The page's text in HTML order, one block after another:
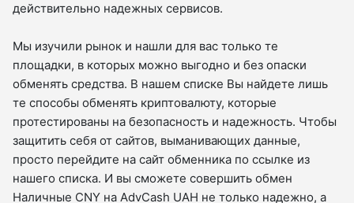
действительно надежных сервисов.
Мы изучили рынок и нашли для вас только те
площадки, в которых можно выгодно и без опаски
обменять средства. В нашем списке Вы найдете лишь
те способы обменять криптовалюту, которые
протестированы на безопасность и надежность. Чтобы
защитить себя от сайтов, выманивающих данные,
просто перейдите на сайт обменника по ссылке из
нашего списка. И вы сможете совершить обмен
Наличные CNY на AdvCash UAH не только надежно, а